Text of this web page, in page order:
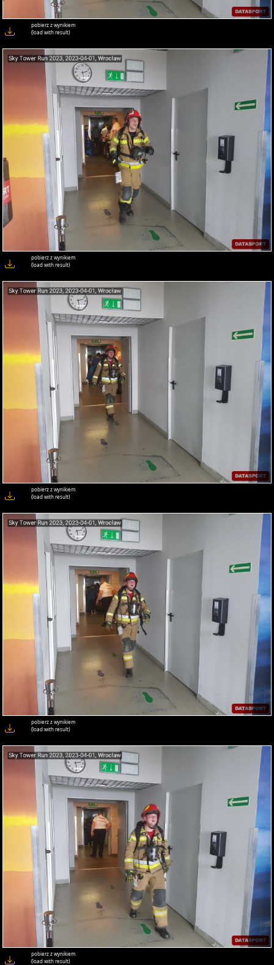
pobierz z wynikiem
(load with result)
pobierz z wynikiem
(load with result)
pobierz z wynikiem
(load with result)
pobierz z wynikiem
(load with result)
pobierz z wynikiem
(load with result)